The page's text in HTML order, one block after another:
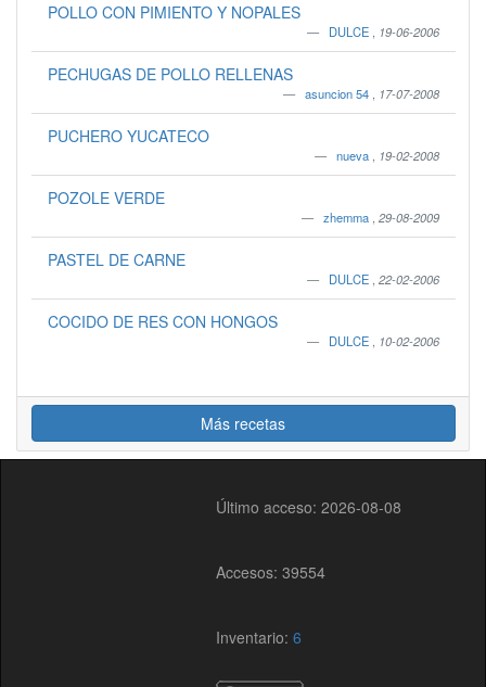
POLLO CON PIMIENTO Y NOPALES
DULCE 19-06-2006
PECHUGAS DE POLLO RELLENAS
asuncion 54 17-07-2008
PUCHERO YUCATECO
nueva 19-02-2008
POZOLE VERDE
zhemma 29-08-2009
PASTEL DE CARNE
DULCE 22-02-2006
COCIDO DE RES CON HONGOS
DULCE 10-02-2006
Más recetas
Último acceso: 2026-08-08
Accesos: 39554
Inventario:6